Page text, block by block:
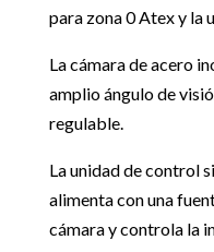
para zona 0 Atex y la
La cámara de acero
amplio ángulo de
regulable.
La unidad de control
alimenta con una
cámara y controla la